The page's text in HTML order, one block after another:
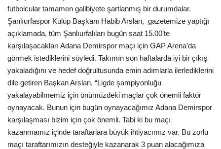
İletişim
Kültür Sanat
futbolcular tamamen galibiyete şartlanmış bir durumdalar.
Şanlıurfaspor Kulüp Başkanı Habib Arslan, gazetemize yaptığı
açıklamada, tüm Şanlıurfalıları bugün saat 15.00’te
karşılaşacakları Adana Demirspor maçı için GAP Arena’da
görmek istediklerini söyledi. Takımın son haftalarda iyi bir çıkış
yakaladığını ve hedef doğrultusunda emin adımlarla ilerlediklerini
dile getiren Başkan Arslan, “Ligde şampiyonluğu
yakalayabilmemiz için önümüzdeki maçlar çok önemli faktör
oynayacak. Bunun için bugün oynayacağımız Adana Demirspor
karşılaşması bizim için çok önemli. Tabi ki bu maçı
kazanmamız içinde taraftarlara büyük ihtiyacımız var. Bu zorlu
maçı taraftarımızın desteğiyle kazanarak 3 puan alacağımıza